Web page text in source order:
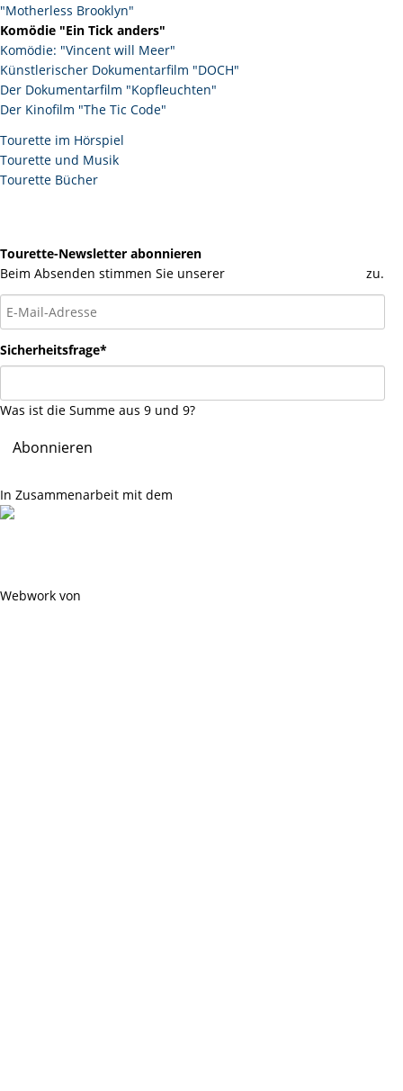
"Motherless Brooklyn"
Komödie "Ein Tick anders"
Komödie: "Vincent will Meer"
Künstlerischer Dokumentarfilm "DOCH"
Der Dokumentarfilm "Kopfleuchten"
Der Kinofilm "The Tic Code"
Tourette im Hörspiel
Tourette und Musik
Tourette Bücher
Tourette-Newsletter abonnieren
Beim Absenden stimmen Sie unserer
zu.
Mail-
Adresse
Pflichtfeld
Sicherheitsfrage*
Was ist die Summe aus 9 und 9?
Abonnieren
In Zusammenarbeit mit dem
Webwork von